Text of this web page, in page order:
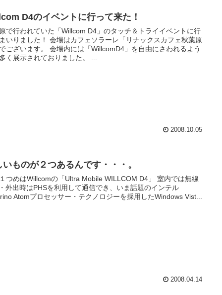
D4のイベントに行って来た！
で行われていた「Willcom D4」のタッチ＆トライイベントに行
いりました！ 会場はカフェソラーレ「リナックスカフェ秋葉原
ございます。 会場内には「WillcomD4」を自由にさわれるよう
く展示されておりました。 ...
2008.10.05
いものが２つあるんです・・・。
つめはWillcomの「Ultra Mobile WILLCOM D4」 室内では無線
外出時はPHSを利用して通信でき、いま話題のインテル
Atomプロセッサー・テクノロジーを採用したWindows Vist...
2008.04.14